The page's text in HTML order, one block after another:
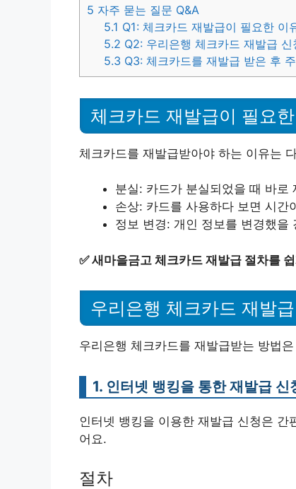
5 자주 묻는 질문 Q&A
5.1 Q1: 체크카드 재발급이 필요한 이
5.2 Q2: 우리은행 체크카드 재발급
5.3 Q3: 체크카드를 재발급 받은 후
체크카드 재발급이 필요
체크카드를 재발급받아야 하는 이유는
분실: 카드가 분실되었을 때 바로
손상: 카드를 사용하다 보면 시간
정보 변경: 개인 정보를 변경했을
✅새마을금고 체크카드 재발급 절차를
우리은행 체크카드 재발
우리은행 체크카드를 재발급받는 방법
1. 인터넷 뱅킹을 통한 재발급 신
인터넷 뱅킹을 이용한 재발급 신청은
어요.
절차